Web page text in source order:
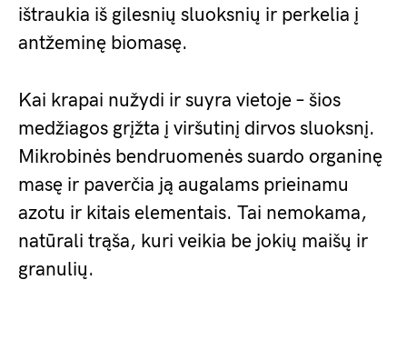
ištraukia iš gilesnių sluoksnių ir perkelia į
antžeminę biomasę.
Kai krapai nužydi ir suyra vietoje – šios
medžiagos grįžta į viršutinį dirvos sluoksnį.
Mikrobinės bendruomenės suardo organinę
masę ir paverčia ją augalams prieinamu
azotu ir kitais elementais. Tai nemokama,
natūrali trąša, kuri veikia be jokių maišų ir
granulių.